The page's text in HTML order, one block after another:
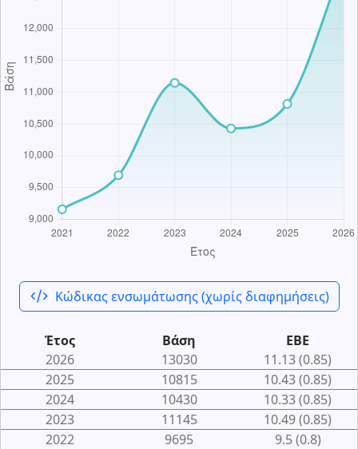
code_xml Κώδικας ενσωμάτωσης (χωρίς διαφημήσεις)
Έτος Βάση
ΕΒΕ
2026
13030
11.13 (0.85)
2025
10815
10.43 (0.85)
2024
10430
10.33 (0.85)
2023
11145
10.49 (0.85)
2022
9695
9.5 (0.8)